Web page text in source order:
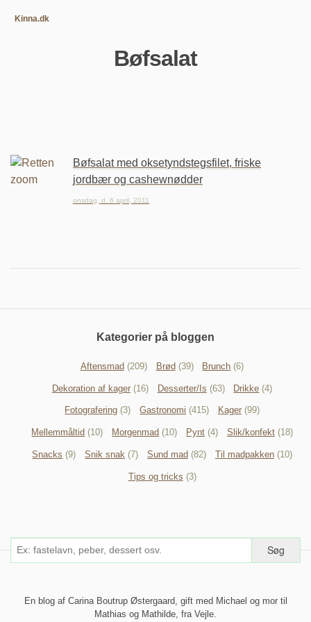
Kinna.dk
Bøfsalat
Bøfsalat med oksetyndstegsfilet, friske
jordbær og cashewnødder
onsdag, d. 6 april, 2011
Kategorier på bloggen
Aftensmad (209) Brød (39) Brunch (6)
Dekoration af kager (16) Desserter/Is (63) Drikke (4)
Fotografering (3) Gastronomi (415) Kager (99)
Mellemmåltid (10) Morgenmad (10) Pynt (4) Slik/konfekt (18)
Snacks (9) Snik snak (7) Sund mad (82) Til madpakken (10)
Tips og tricks (3)
En blog af Carina Boutrup Østergaard, gift med Michael og mor til
Mathias og Mathilde, fra Vejle.